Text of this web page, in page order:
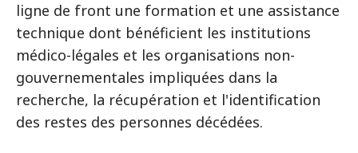
ligne de front une formation et une assistance
technique dont bénéficient les institutions
médico-légales et les organisations non-
gouvernementales impliquées dans la
recherche, la récupération et l'identification
des restes des personnes décédées.